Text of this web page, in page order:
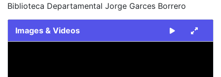
Biblioteca Departamental Jorge Garces Borrero
Images & Videos